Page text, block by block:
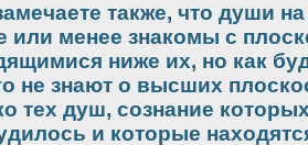
также, что души
или менее знакомы с
ниже их, но как
не знают о высших
тех душ, сознание
и которые